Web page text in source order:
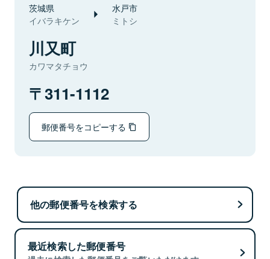
茨城県
イバラキケン
水戸市
ミトシ
川又町
カワマタチョウ
311-1112
郵便番号をコピーする
他の郵便番号を検索する
最近検索した郵便番号